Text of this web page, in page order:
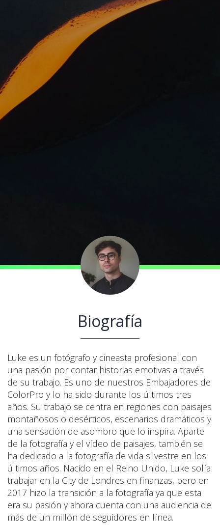
Biografía
Luke es un fotógrafo y cineasta profesional con
una pasión por contar historias emotivas a través
de su trabajo. Es uno de nuestros Embajadores de
ColorPro y lo ha sido durante los últimos tres
años. Su trabajo se centra en regiones con paisajes
montañosos o desérticos, escenarios dramáticos y
una sensación de asombro que lo inspira. Aparte
de la fotografía y el vídeo de paisajes, también se
ha dedicado a la fotografía de vida silvestre en los
últimos años. Nacido en el Reino Unido, Luke solía
trabajar en la City de Londres en finanzas, pero en
2017 hizo la transición a la fotografía ya que esta
era su pasión y ahora cuenta con una audiencia de
más de un millón de seguidores en línea.